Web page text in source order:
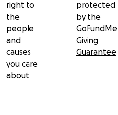
right to
the
people
and
causes
you care
about
protected
by the
GoFundMe
Giving
Guarantee